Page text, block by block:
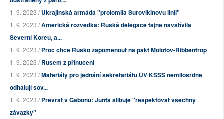
1. 9. 2023 /Ukrajinská armáda "prolomila Surovikinovu linii"
1. 9. 2023 /Americká rozvědka: Ruská delegace tajně navštívila
Severní Koreu, a...
1. 9. 2023 /Proč chce Rusko zapomenout na pakt Molotov-Ribbentrop
1. 9. 2023 /Rusem z přinucení
1. 9. 2023 /Materiály pro jednání sekretariátu ÚV KSSS nemilosrdně
odhalují sov...
1. 9. 2023 /Převrat v Gabonu: Junta slibuje "respektovat všechny
závazky"